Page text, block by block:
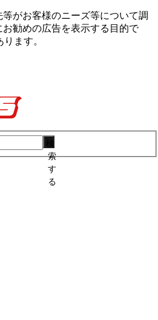
がお客様のニーズ等について調
勧めの広告を表⽰する⽬的で
ます。
索
す
る